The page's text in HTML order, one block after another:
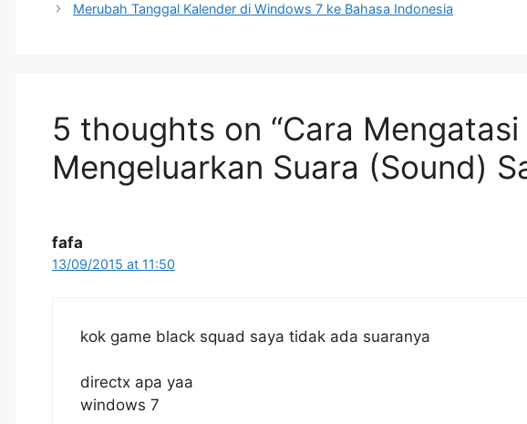
Merubah Tanggal Kalender di Windows 7 ke Bahasa Indonesia
5 thoughts on “Cara
Mengeluarkan Suara (Sound)
fafa
13/09/2015 at 11:50
kok game black squad saya tidak ada suaranya
directx apa yaa
windows 7